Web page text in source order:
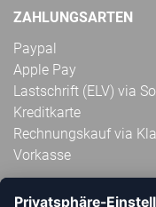
ZAHLUNGSARTEN
Paypal
Apple Pay
Lastschrift (ELV) via
Kreditkarte
Rechnungskauf via
Vorkasse